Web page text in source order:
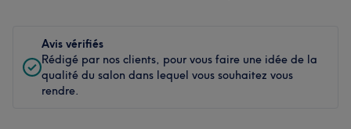
Avis vérifiés
Rédigé par nos clients, pour vous faire une idée de la
qualité du salon dans lequel vous souhaitez vous
rendre.